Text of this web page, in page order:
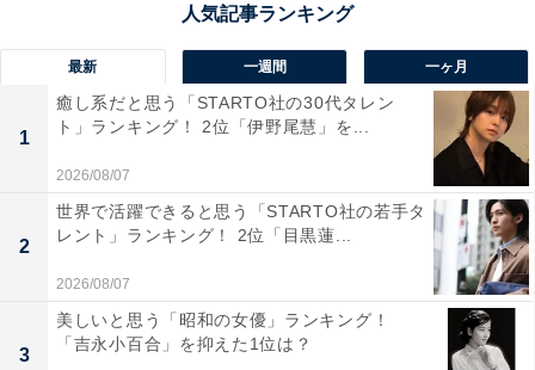
1位は、茨城県ひたちなか市の太平洋岸に位置する「国
営ひたち海浜公園」。広大な敷地内にはアトラクション
が楽しめる遊園地「プレジャーガーデン」などがあり、
1日中楽しめる人気スポットです。4月下旬頃から満開の
見頃時期を迎えるネモフィラが約530万本咲く「みはら
しの丘」では、青空とネモフィラとの青一色の壮大な景
色が広がります。
回答者からは、「地元なのでほぼ毎年行っていますが何
度行っても感動出来るからです」（30代女性／茨城
最新 一週間 一ヶ月
1
癒し系だと思う「STARTO社の30代タレン
ト」ランキング！ 2位「伊野尾慧」を...
2026/08/07
2
世界で活躍できると思う「STARTO社の若手タ
レント」ランキング！ 2位「目黒蓮...
2026/08/07
3
美しいと思う「昭和の女優」ランキング！
「吉永小百合」を抑えた1位は？